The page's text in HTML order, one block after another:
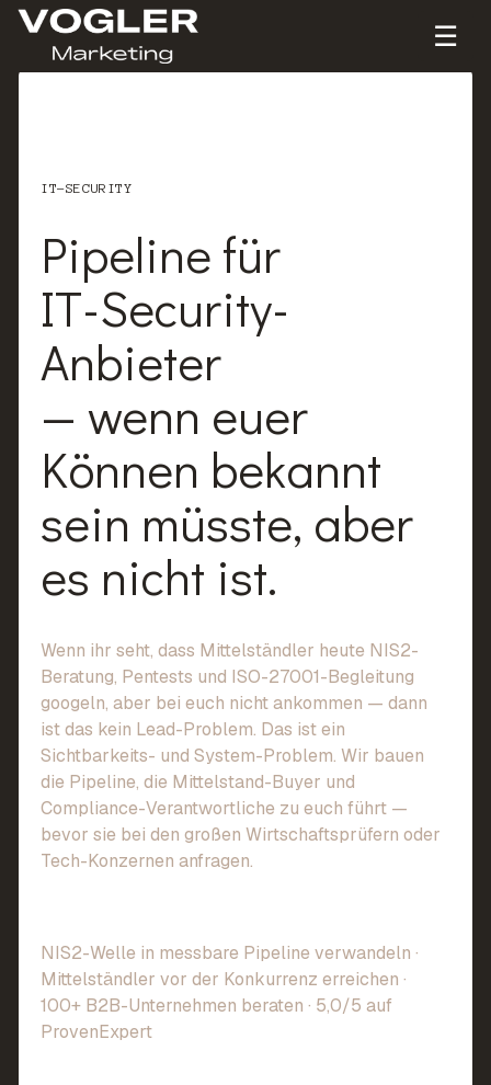
☰
IT-SECURITY
Pipeline für
IT-Security-
Anbieter
— wenn euer
Können bekannt
sein müsste, aber
es nicht ist.
Wenn ihr seht, dass Mittelständler heute NIS2-
Beratung, Pentests und ISO-27001-Begleitung
googeln, aber bei euch nicht ankommen — dann
ist das kein Lead-Problem. Das ist ein
Sichtbarkeits- und System-Problem. Wir bauen
die Pipeline, die Mittelstand-Buyer und
Compliance-Verantwortliche zu euch führt —
bevor sie bei den großen Wirtschaftsprüfern oder
Tech-Konzernen anfragen.
NIS2-Welle in messbare Pipeline verwandeln ·
Mittelständler vor der Konkurrenz erreichen ·
100+ B2B-Unternehmen beraten · 5,0/5 auf
ProvenExpert